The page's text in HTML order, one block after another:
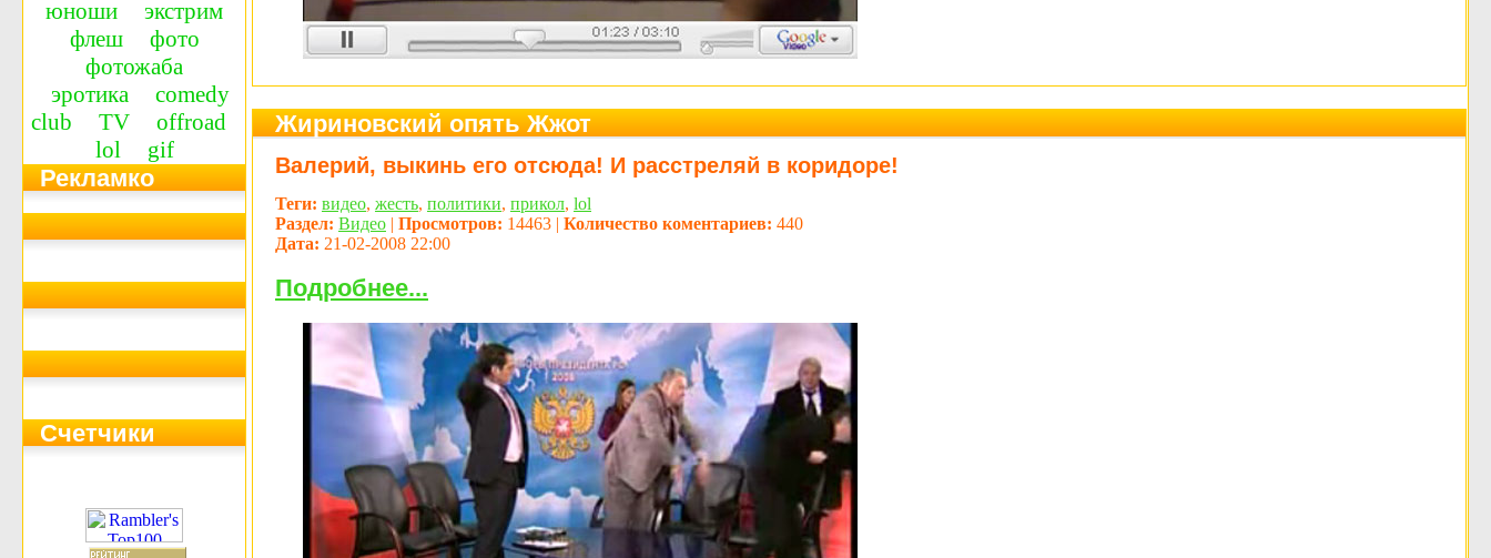
юноши
экстрим
флеш
фото
фотожаба
эротика
сomedy
сlub
TV
offroad
lol
gif
Рекламко
Счетчики
Жириновский опять Жжот
Валерий, выкинь его отсюда! И расстреляй в коридоре!
Теги: видео, жесть, политики, прикол, lol
Раздел: Видео | Просмотров: 14463 | Количество коментариев: 440
Дата: 21-02-2008 22:00
Подробнее...